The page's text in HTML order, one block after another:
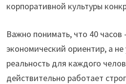
корпоративной культуры
Важно понимать, что 40
экономический ориентир, а не
реальность для каждого
действительно работает